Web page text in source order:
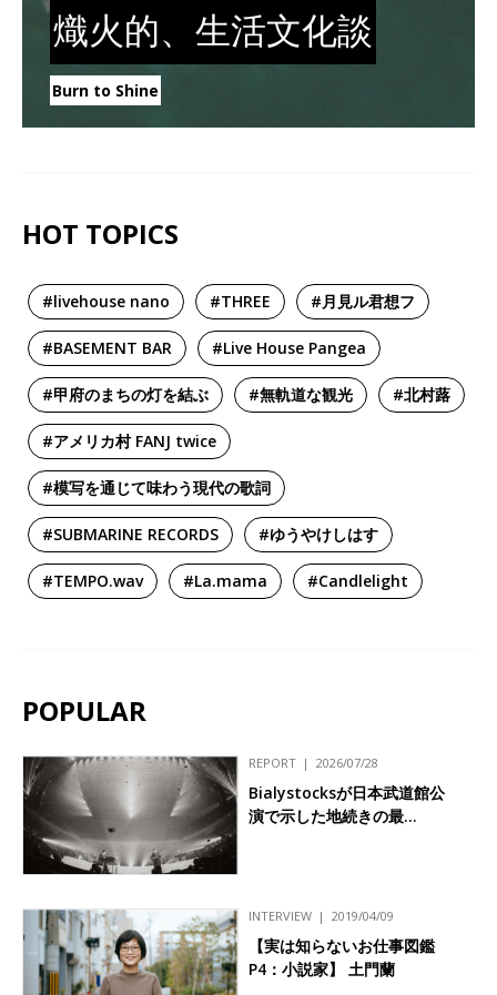
熾火的、生活文化談
Burn to Shine
HOT TOPICS
#livehouse nano #THREE #月見ル君想フ
#BASEMENT BAR #Live House Pangea
#甲府のまちの灯を結ぶ #無軌道な観光 #北村蕗
#アメリカ村 FANJ twice
#模写を通じて味わう現代の歌詞
#SUBMARINE RECORDS #ゆうやけしはす
#TEMPO.wav #La.mama #Candlelight
POPULAR
REPORT 2026/07/28
Bialystocksが日本武道館公
演で示した地続きの最…
INTERVIEW 2019/04/09
【実は知らないお仕事図鑑
P4：小説家】 土門蘭